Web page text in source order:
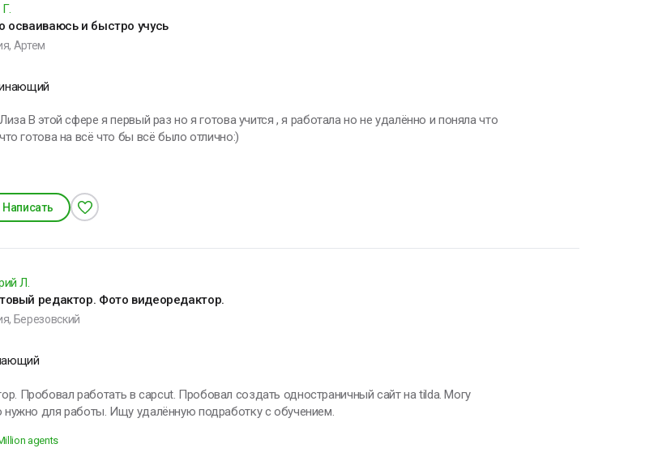
ее и
осваиваюсь и быстро учусь
Артем
и поняла что
готова на всё что бы всё было отлично:)
Написать
Л.
редактор. Фото видеоредактор.
Березовский
Пробовал работать в capcut. Пробовал создать одностраничный сайт на tilda. Могу
нужно для работы. Ищу удалённую подработку с обучением.
agents